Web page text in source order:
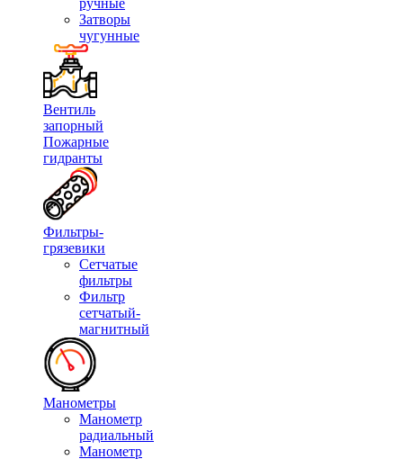
ручные
Затворы
чугунные
Вентиль
запорный
Пожарные
гидранты
Фильтры-
грязевики
Сетчатые
фильтры
Фильтр
сетчатый-
магнитный
Манометры
Манометр
радиальный
Манометр